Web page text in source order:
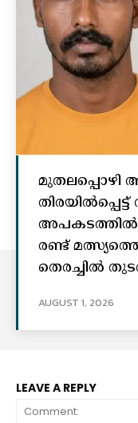
മുതലപ്പൊഴി
അപകടത്തിൽ
രണ്ട്
തെരച്ചിൽ
AUGUST 1, 2026
LEAVE A REPLY